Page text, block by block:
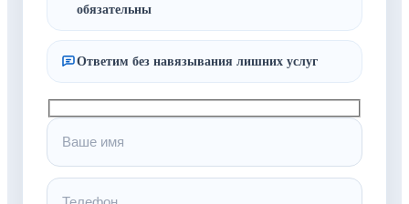
обязательны
Ответим без навязывания лишних услуг